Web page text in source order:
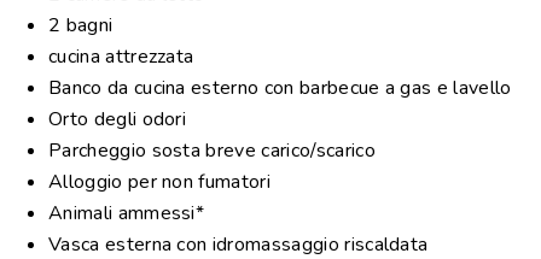
*in presenza di animali domestici, il costo della pulizia
finale è €90.
NB: le immagini hanno scopo puramente illustrativo
2 bagni
cucina attrezzata
Banco da cucina esterno con barbecue a gas e lavello
Orto degli odori
Parcheggio sosta breve carico/scarico
Alloggio per non fumatori
Animali ammessi*
Vasca esterna con idromassaggio riscaldata